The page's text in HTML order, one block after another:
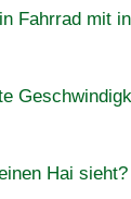
Fahrrad mit
Hai sieht?